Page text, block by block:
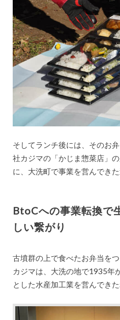
そしてランチ後には、そのお
社カジマの「かじま惣菜店」
に、大洗町で事業を営んでき
BtoCへの事業転換で
しい繋がり
古墳群の上で食べたお弁当を
カジマは、大洗の地で1935年
とした水産加工業を営んできた